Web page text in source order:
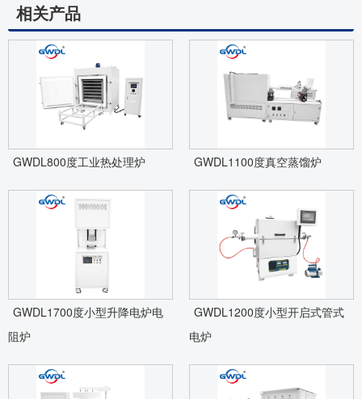
相关产品
GWDL800度工业热处理炉 GWDL1100度真空蒸馏炉
GWDL1700度小型升降电炉电
阻炉
GWDL1200度小型开启式管式
电炉